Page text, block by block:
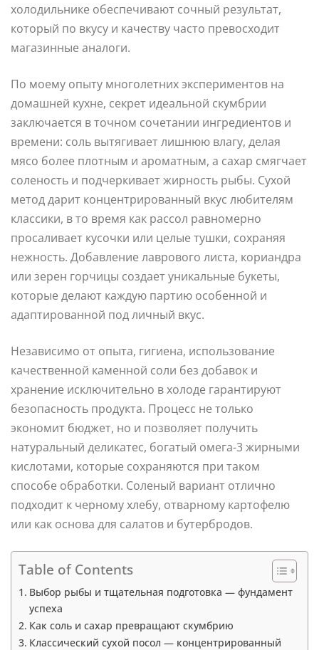
холодильнике обеспечивают сочный результат,
который по вкусу и качеству часто превосходит
магазинные аналоги.
По моему опыту многолетних экспериментов на
домашней кухне, секрет идеальной скумбрии
заключается в точном сочетании ингредиентов и
времени: соль вытягивает лишнюю влагу, делая
мясо более плотным и ароматным, а сахар смягчает
соленость и подчеркивает жирность рыбы. Сухой
метод дарит концентрированный вкус любителям
классики, в то время как рассол равномерно
просаливает кусочки или целые тушки, сохраняя
нежность. Добавление лаврового листа, кориандра
или зерен горчицы создает уникальные букеты,
которые делают каждую партию особенной и
адаптированной под личный вкус.
Независимо от опыта, гигиена, использование
качественной каменной соли без добавок и
хранение исключительно в холоде гарантируют
безопасность продукта. Процесс не только
экономит бюджет, но и позволяет получить
натуральный деликатес, богатый омега-3 жирными
кислотами, которые сохраняются при таком
способе обработки. Соленый вариант отлично
подходит к черному хлебу, отварному картофелю
или как основа для салатов и бутербродов.
Table of Contents
Выбор рыбы и тщательная подготовка — фундамент
успеха
Как соль и сахар превращают скумбрию
Классический сухой посол — концентрированный